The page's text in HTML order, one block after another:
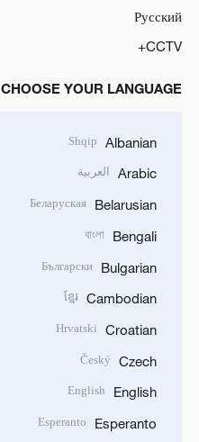
Русский
CCTV+
CHOOSE YOUR LANGUAGE
Albanian
Shqip
Arabic العربية
Belarusian
Беларуская
Bengali
বাংলা
Bulgarian
Български
Cambodian
ខ្មែរ
Croatian
Hrvatski
Czech
Český
English
English
Esperanto
Esperanto